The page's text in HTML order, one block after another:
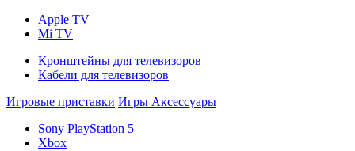
Apple TV
Mi TV
Кронштейны для телевизоров
Кабели для телевизоров
Игровые приставки Игры Аксессуары
Sony PlayStation 5
Xbox